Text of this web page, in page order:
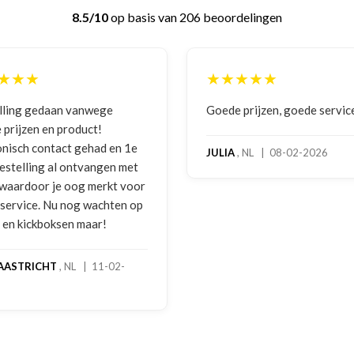
8.5/10op basis van 206 beoordelingen
prijzen, goede service
NL | 08-02-2026
★★★★★
Zeer betrouwbaar en
hoog servicelevel. Bestelde